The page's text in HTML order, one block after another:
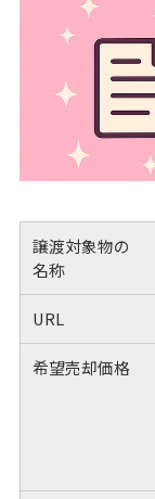
譲渡対象物の
名称
URL
希望売却価格